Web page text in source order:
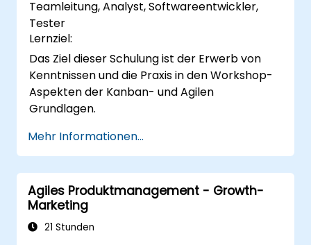
Teamleitung, Analyst, Softwareentwickler,
Tester
Lernziel:
Das Ziel dieser Schulung ist der Erwerb von
Kenntnissen und die Praxis in den Workshop-
Aspekten der Kanban- und Agilen
Grundlagen.
Mehr Informationen...
Agiles Produktmanagement - Growth-
Marketing
21 Stunden